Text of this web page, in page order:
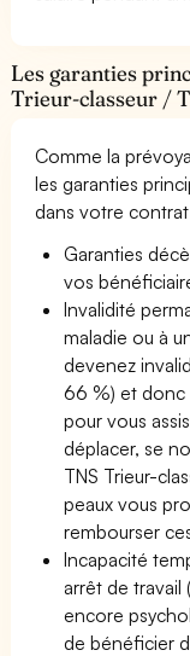
Les garanties
Trieur-classeur /
Comme la
les garanties
dans votre
Garanties
vos
Invalidité
maladie ou à
devenez
66 %) et donc
pour vous
déplacer, se
TNS Trieur-
peaux vous
rembourser
Incapacité
arrêt de travail
encore
de bénéficier